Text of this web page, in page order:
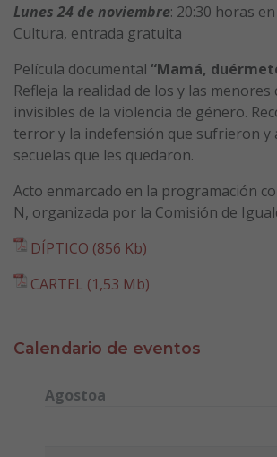
Lunes 24 de noviembre: 20:30 horas
Cultura, entrada gratuita
Película documental “Mamá,
Refleja la realidad de los y las menores
invisibles de la violencia de género.
terror y la indefensión que sufrieron y
secuelas que les quedaron.
Acto enmarcado en la programación
N, organizada por la Comisión de
DÍPTICO (856 Kb)
CARTEL (1,53 Mb)
Calendario de eventos
Agostoa